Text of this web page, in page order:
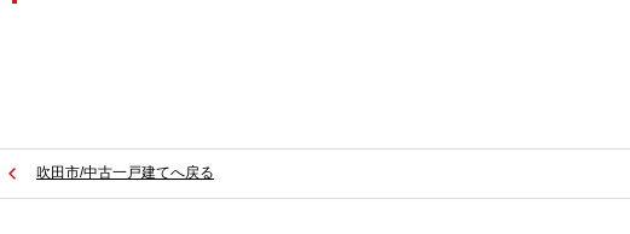
吹田市/中古一戸建てへ戻る